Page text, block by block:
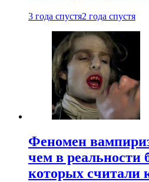
3 года спустя2 года спустя
Феномен
чем в реальности
которых считали